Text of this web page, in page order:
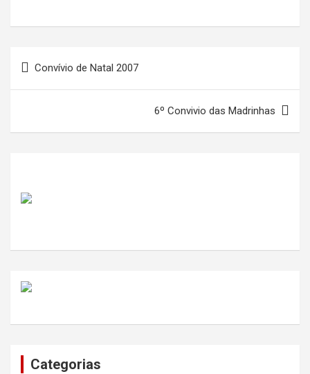
Convívio de Natal 2007
6º Convivio das Madrinhas
Categorias